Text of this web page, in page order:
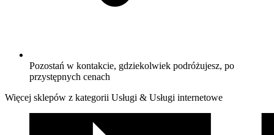
Pozostań w kontakcie, gdziekolwiek podróżujesz, po
przystępnych cenach
Więcej sklepów z kategorii Usługi & Usługi internetowe